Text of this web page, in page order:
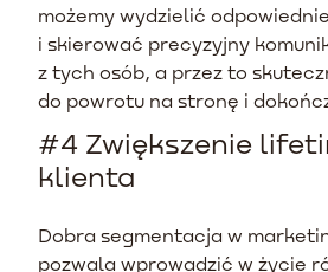
możemy wydzielić
i skierować precyzyjny
z tych osób, a przez to
do powrotu na stronę i
#4 Zwiększenie
klienta
Dobra segmentacja w
pozwala wprowadzić w życie